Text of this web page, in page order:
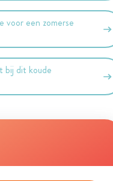
voor een zomerse
bij dit koude